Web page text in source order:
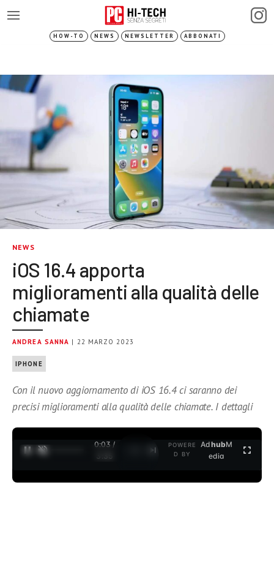
HOW-TO NEWS NEWSLETTER ABBONATI
NEWS
iOS 16.4 apporta
miglioramenti alla qualità delle
chiamate
ANDREA SANNA | 22 MARZO 2023
IPHONE
Con il nuovo aggiornamento di iOS 16.4 ci saranno dei
precisi miglioramenti alla qualità delle chiamate. I dettagli
0:04 /
3:35
POWERE
D BY
AdhubM
edia